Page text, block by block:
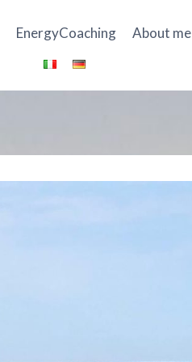
EnergyCoaching About me